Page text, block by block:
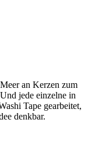
an Kerzen zum
jede einzelne in
Tape gearbeitet,
denkbar.